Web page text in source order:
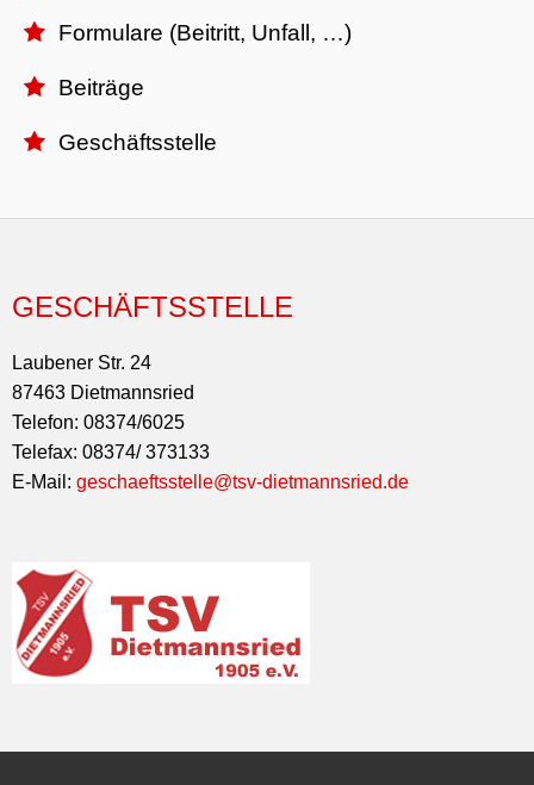
 Formulare (Beitritt, Unfall, …)
 Beiträge
 Geschäftsstelle
GESCHÄFTSSTELLE
Laubener Str. 24
87463 Dietmannsried
Telefon: 08374/6025
Telefax: 08374/ 373133
E-Mail: geschaeftsstelle@tsv-dietmannsried.de